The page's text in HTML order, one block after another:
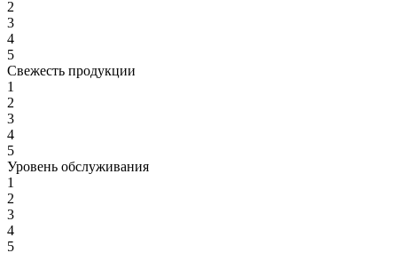
2
3
4
5
Свежесть продукции
1
2
3
4
5
Уровень обслуживания
1
2
3
4
5